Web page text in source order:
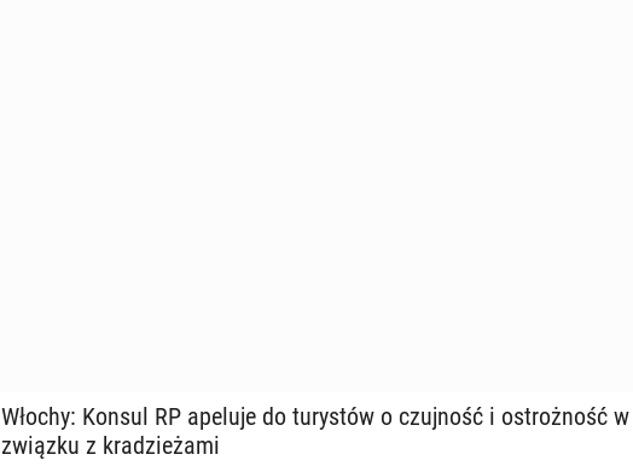
Włochy: Konsul RP apeluje do tu­ry­stów o czuj­ność i ostroż­ność w
związku z kra­dzie­ża­mi